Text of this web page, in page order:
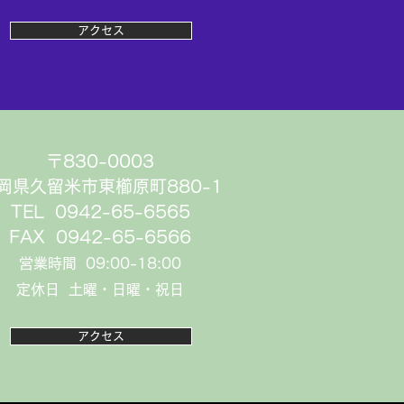
アクセス
〒830-0003
県久留米市東櫛原町880-1
TEL 0942-65-6565
FAX 0942-65-6566
営業時間 09:00-18:00
定休日 土曜・日曜・祝日
アクセス